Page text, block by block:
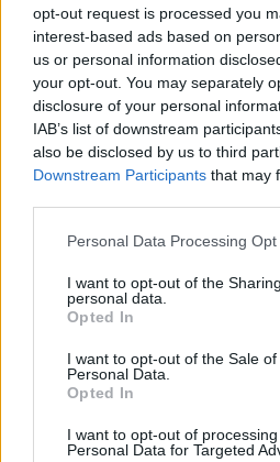
opt-out request is processed you
interest-based ads based on
us or personal information
your opt-out. You may separately
disclosure of your personal
IAB’s list of downstream
also be disclosed by us to third
Downstream Participants that may
Personal Data Processing
I want to opt-out of the
personal data.
Opted In
I want to opt-out of the Sale of
Personal Data.
Opted In
I want to opt-out of
Personal Data for Targeted
Esim for Global
Esim for USA|Esim for Italy|